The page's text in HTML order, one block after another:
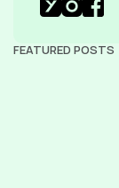
FEATURED POSTS